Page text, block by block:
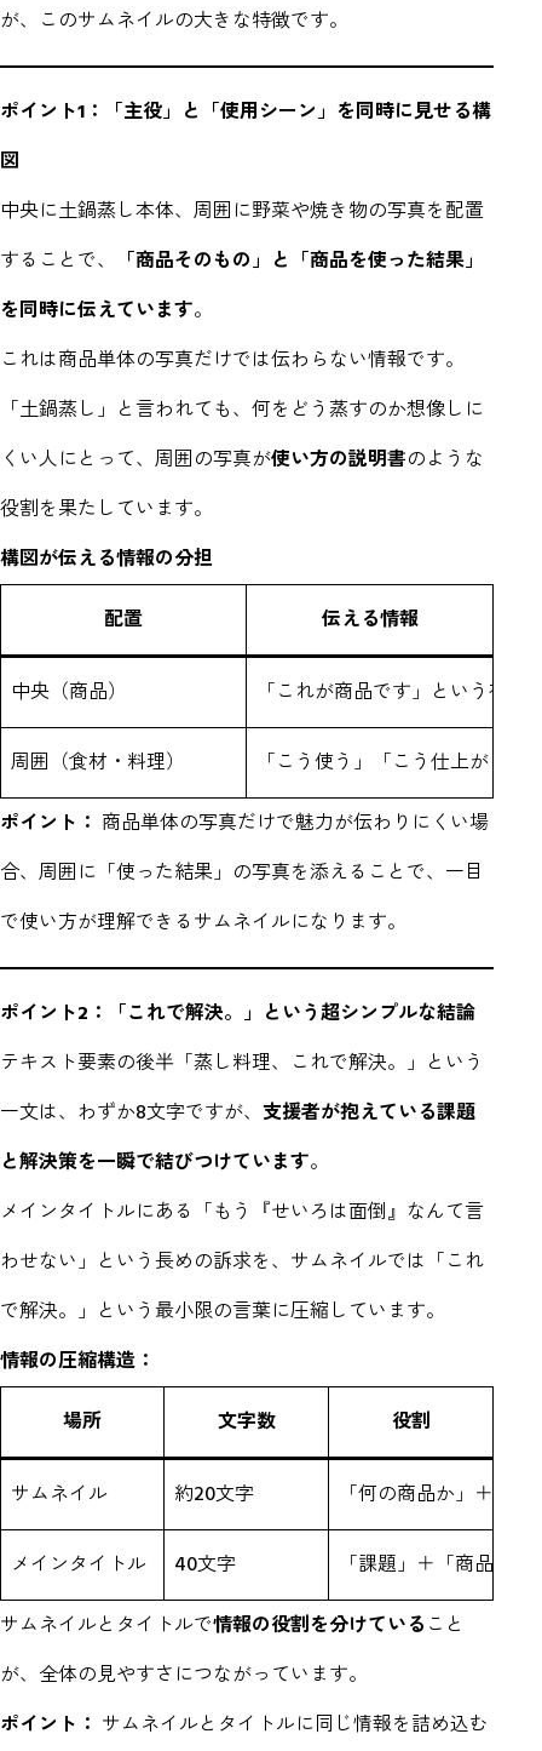
が、このサムネイルの大きな特徴です。
ポイント1：「主役」と「使用シーン」を同時に見せる構
図
中央に土鍋蒸し本体、周囲に野菜や焼き物の写真を配置
することで、
「商品そのもの」と「商品を使った結果」
を同時に伝えています。
これは商品単体の写真だけでは伝わらない情報です。
「土鍋蒸し」と言われても、何をどう蒸すのか想像しに
くい人にとって、周囲の写真が使い方の説明書のような
役割を果たしています。
構図が伝える情報の分担
配置 伝える情報
中央（商品） 「これが商品です」という存在
周囲（食材・料理） 「こう使う」「こう仕上がる」
ポイント： 商品単体の写真だけで魅力が伝わりにくい場
合、周囲に「使った結果」の写真を添えることで、一目
で使い方が理解できるサムネイルになります。
ポイント2：「これで解決。」という超シンプルな結論
テキスト要素の後半「蒸し料理、これで解決。」という
一文は、わずか8文字ですが、 支援者が抱えている課題
と解決策を一瞬で結びつけています。
メインタイトルにある「もう『せいろは面倒』なんて言
わせない」という長めの訴求を、サムネイルでは「これ
で解決。」という最小限の言葉に圧縮しています。
情報の圧縮構造：
場所 文字数 役割
サムネイル 約20文字 「何の商品か」＋「結
メインタイトル 40文字 「課題」＋「商品名
サムネイルとタイトルで情報の役割を分けている こと
が、全体の見やすさにつながっています。
ポイント： サムネイルとタイトルに同じ情報を詰め込む